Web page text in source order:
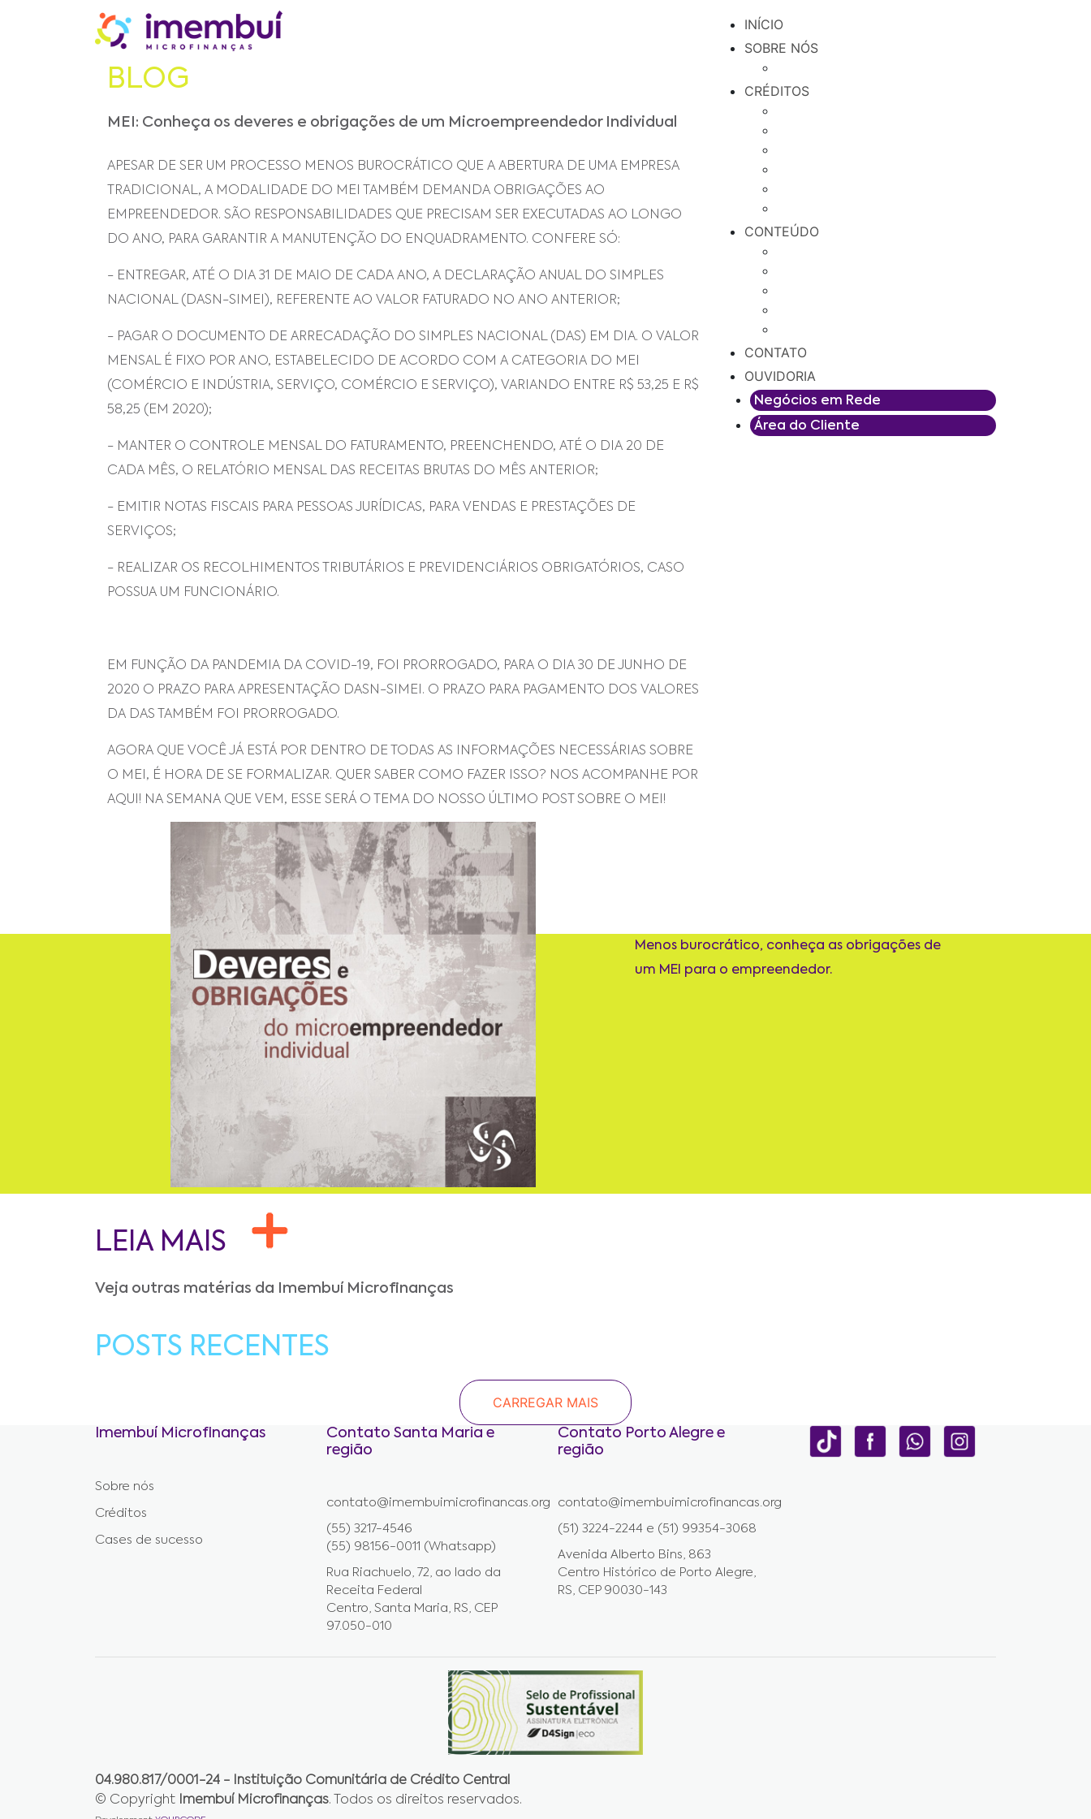
INÍCIO
SOBRE NÓS
CRÉDITOS
CONTEÚDO
CONTATO
OUVIDORIA
Negócios em Rede
Área do Cliente
BLOG
MEI: Conheça os deveres e obrigações de um Microempreendedor Individual
APESAR DE SER UM PROCESSO MENOS BUROCRÁTICO QUE A ABERTURA DE UMA EMPRESA
TRADICIONAL, A MODALIDADE DO MEI TAMBÉM DEMANDA OBRIGAÇÕES AO
EMPREENDEDOR. SÃO RESPONSABILIDADES QUE PRECISAM SER EXECUTADAS AO LONGO
DO ANO, PARA GARANTIR A MANUTENÇÃO DO ENQUADRAMENTO. CONFERE SÓ:
- ENTREGAR, ATÉ O DIA 31 DE MAIO DE CADA ANO, A DECLARAÇÃO ANUAL DO SIMPLES
NACIONAL (DASN-SIMEI), REFERENTE AO VALOR FATURADO NO ANO ANTERIOR;
- PAGAR O DOCUMENTO DE ARRECADAÇÃO DO SIMPLES NACIONAL (DAS) EM DIA. O VALOR
MENSAL É FIXO POR ANO, ESTABELECIDO DE ACORDO COM A CATEGORIA DO MEI
(COMÉRCIO E INDÚSTRIA, SERVIÇO, COMÉRCIO E SERVIÇO), VARIANDO ENTRE R$ 53,25 E R$
58,25 (EM 2020);
- MANTER O CONTROLE MENSAL DO FATURAMENTO, PREENCHENDO, ATÉ O DIA 20 DE
CADA MÊS, O RELATÓRIO MENSAL DAS RECEITAS BRUTAS DO MÊS ANTERIOR;
- EMITIR NOTAS FISCAIS PARA PESSOAS JURÍDICAS, PARA VENDAS E PRESTAÇÕES DE
SERVIÇOS;
- REALIZAR OS RECOLHIMENTOS TRIBUTÁRIOS E PREVIDENCIÁRIOS OBRIGATÓRIOS, CASO
POSSUA UM FUNCIONÁRIO.
EM FUNÇÃO DA PANDEMIA DA COVID-19, FOI PRORROGADO, PARA O DIA 30 DE JUNHO DE
2020 O PRAZO PARA APRESENTAÇÃO DASN-SIMEI. O PRAZO PARA PAGAMENTO DOS VALORES
DA DAS TAMBÉM FOI PRORROGADO.
AGORA QUE VOCÊ JÁ ESTÁ POR DENTRO DE TODAS AS INFORMAÇÕES NECESSÁRIAS SOBRE
O MEI, É HORA DE SE FORMALIZAR. QUER SABER COMO FAZER ISSO? NOS ACOMPANHE POR
AQUI! NA SEMANA QUE VEM, ESSE SERÁ O TEMA DO NOSSO ÚLTIMO POST SOBRE O MEI!
Menos burocrático, conheça as obrigações de
um MEI para o empreendedor.
LEIA MAIS
Veja outras matérias da Imembuí Microfinanças
POSTS RECENTES
CARREGAR MAIS
Imembuí Microfinanças
Sobre nós
Créditos
Cases de sucesso
Contato Santa Maria e
região
contato@imembuimicrofinancas.org
(55) 3217-4546
(55) 98156-0011 (Whatsapp)
Rua Riachuelo, 72, ao lado da
Receita Federal
Centro, Santa Maria, RS, CEP
97.050-010
Contato Porto Alegre e
região
contato@imembuimicrofinancas.org
(51) 3224-2244 e (51) 99354-3068
Avenida Alberto Bins, 863
Centro Histórico de Porto Alegre,
RS, CEP 90030-143
04.980.817/0001-24 - Instituição Comunitária de Crédito Central
© Copyright Imembuí Microfinanças. Todos os direitos reservados.